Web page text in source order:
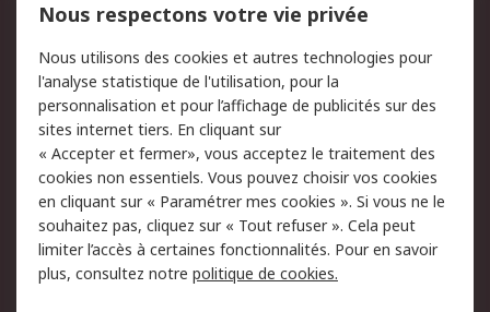
du site
Politique de protection
des données - Mise à
jour
Sécurité des E-mails
Conditions générales
de vente
Politique anti-
corruption
Campagnes marketing
A propos de RS
Nous respectons votre vie privée
Nous utilisons des cookies et autres technologies pour
l'analyse statistique de l'utilisation, pour la
personnalisation et pour l’affichage de publicités sur des
sites internet tiers. En cliquant sur
« Accepter et fermer», vous acceptez le traitement des
cookies non essentiels. Vous pouvez choisir vos cookies
en cliquant sur « Paramétrer mes cookies ». Si vous ne le
souhaitez pas, cliquez sur « Tout refuser ». Cela peut
limiter l’accès à certaines fonctionnalités. Pour en savoir
plus, consultez notre politique de cookies.